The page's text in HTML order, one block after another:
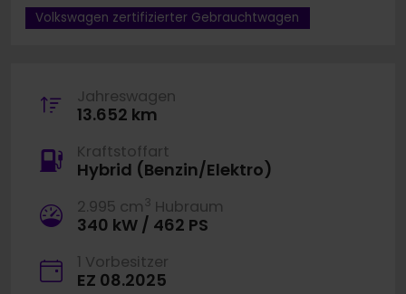
Volkswagen zertifizierter Gebrauchtwagen
Jahreswagen
13.652 km
Kraftstoffart
Hybrid (Benzin/Elektro)
2.995 cm 3 Hubraum
340 kW / 462 PS
1 Vorbesitzer
EZ 08.2025